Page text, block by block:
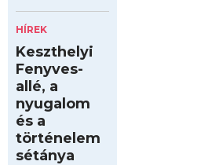
HÍREK
Keszthelyi
Fenyves-
allé, a
nyugalom
és a
történelem
sétánya